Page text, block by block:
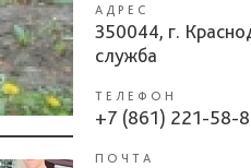
АДРЕС
350044, г.
служба
ТЕЛЕФОН
+7 (861) 221-58-
ПОЧТА